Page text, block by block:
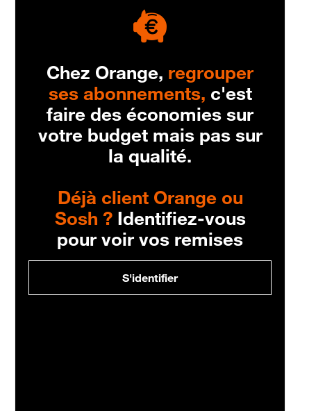
Chez Orange, regrouper
ses abonnements, c'est
faire des économies sur
votre budget mais pas sur
la qualité.
Déjà client Orange ou
Sosh ?Identifiez-vous
pour voir vos remises
S'identifier